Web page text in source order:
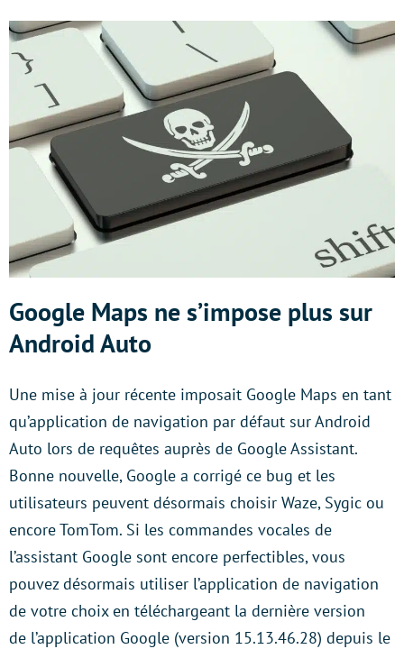
Google Maps ne s’impose plus sur
Android Auto
Une mise à jour récente imposait Google Maps en tant
qu’application de navigation par défaut sur Android
Auto lors de requêtes auprès de Google Assistant.
Bonne nouvelle, Google a corrigé ce bug et les
utilisateurs peuvent désormais choisir Waze, Sygic ou
encore TomTom. Si les commandes vocales de
l’assistant Google sont encore perfectibles, vous
pouvez désormais utiliser l’application de navigation
de votre choix en téléchargeant la dernière version
de l’application Google (version 15.13.46.28) depuis le